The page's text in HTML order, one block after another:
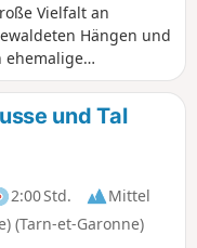
Vielfalt an
Hängen und
ehemalige
Trockenmauern
Quercy.und Tal
2:00 Std.
Mittel
(Tarn-et-Garonne)